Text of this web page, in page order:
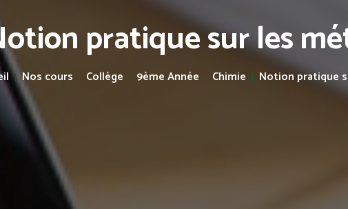
pratique sur les
Nos cours Collège 9ème Année Chimie Notion pratique